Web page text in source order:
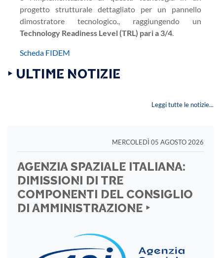
progetto strutturale dettagliato per un pannello
dimostratore tecnologico., raggiungendo un
Technology Readiness Level (TRL) pari a 3/4.
Scheda FIDEM
‣ ULTIME NOTIZIE
Leggi tutte le notizie...
MERCOLEDÌ 05 AGOSTO 2026
AGENZIA SPAZIALE ITALIANA:
DIMISSIONI DI TRE
COMPONENTI DEL CONSIGLIO
DI AMMINISTRAZIONE ‣